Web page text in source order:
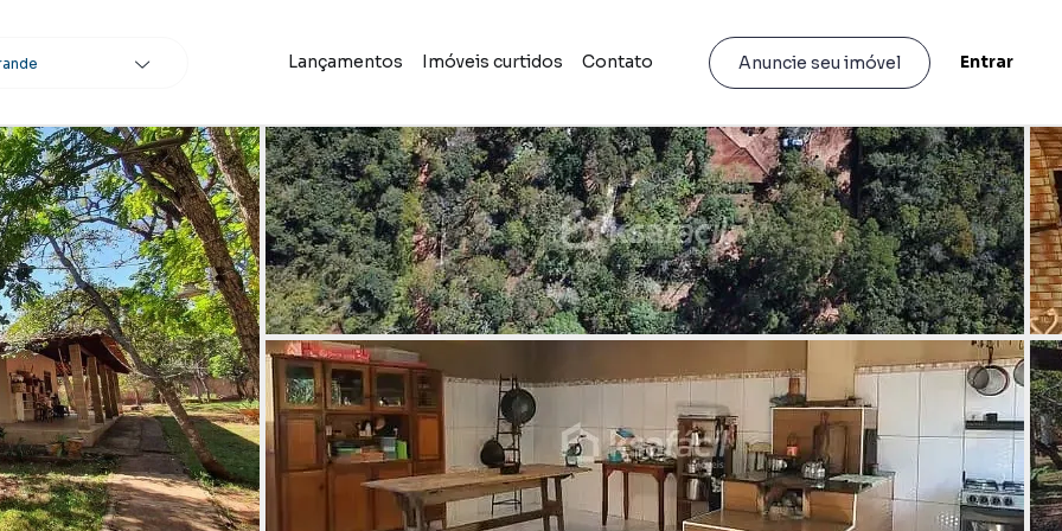
Lançamentos Imóveis curtidos Contato Anuncie seu imóvel Entrar